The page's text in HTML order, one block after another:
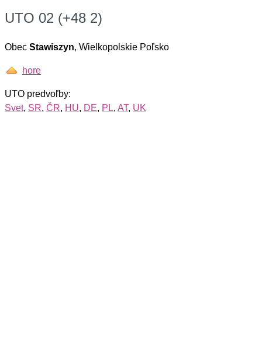
UTO 02 (+48 2)
Obec Stawiszyn, Wielkopolskie Poľsko
hore
UTO predvoľby:
Svet, SR, ČR, HU, DE, PL, AT, UK